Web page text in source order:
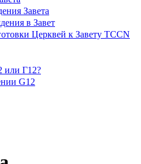
Завета
в Завет
Церквей к Завету TCCN
или Г12?
G12